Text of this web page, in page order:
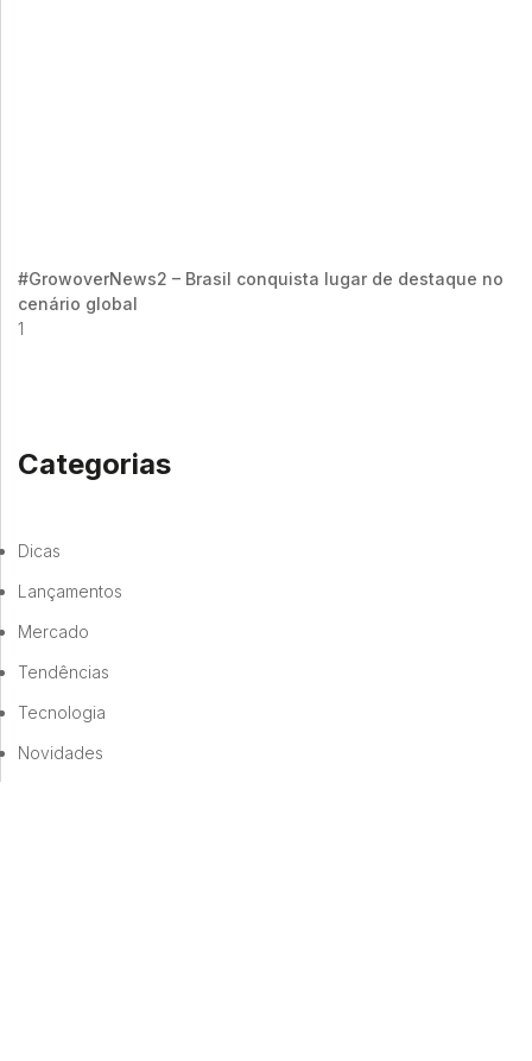
#GrowoverNews2 – Brasil conquista lugar de destaque no
cenário global
Categorias
Dicas
Lançamentos
Mercado
Tendências
Tecnologia
Novidades